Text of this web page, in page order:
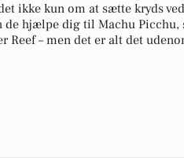
ikke kun om at sætte kryds
hjælpe dig til Machu Picchu,
Reef – men det er alt det